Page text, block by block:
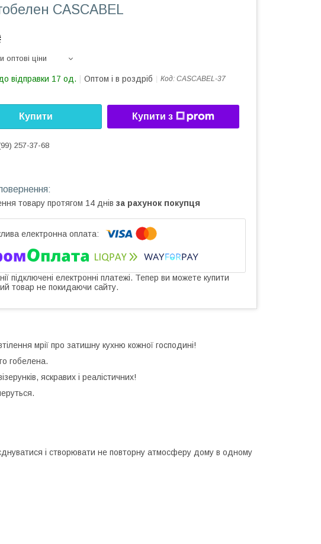
CASCABEL
оптові ціни
відправки 17 од. Оптом і в роздріб Код: CASCABEL-37
Купити Купити з
257-37-68
товару протягом 14 днів за рахунок покупця
підключені електронні платежі. Тепер ви можете купити
товар не покидаючи сайту.
мрії про затишну кухню кожної господині!
гобелена.
яскравих і реалістичних!
і створювати не повторну атмосферу дому в одному